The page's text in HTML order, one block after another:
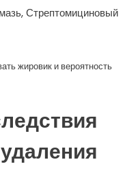
Стрептомициновый